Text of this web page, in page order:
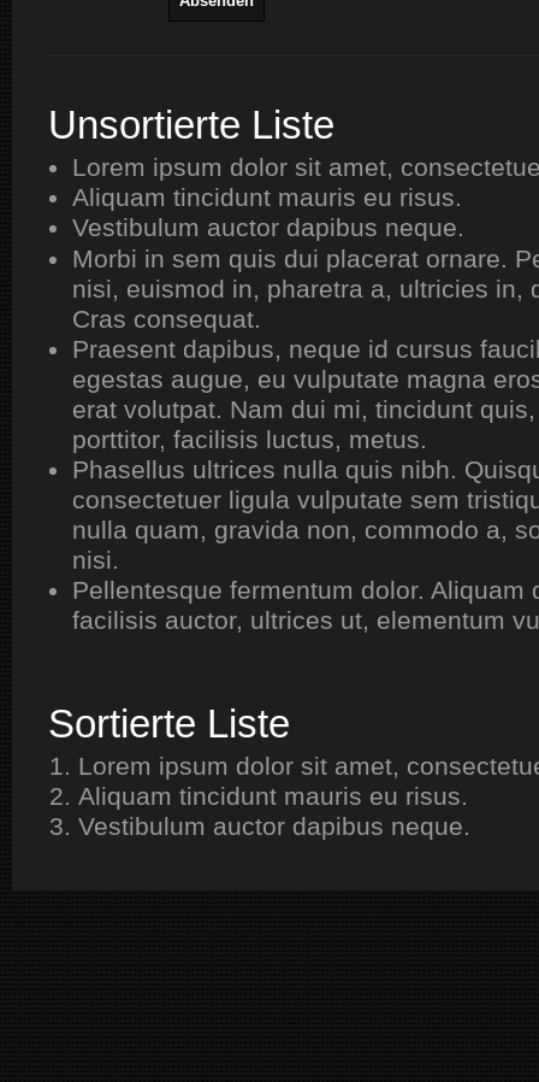
Unsortierte Liste
Lorem ipsum dolor sit amet,
Aliquam tincidunt mauris eu risus.
Vestibulum auctor dapibus neque.
Morbi in sem quis dui placerat ornare.
nisi, euismod in, pharetra a, ultricies in,
Cras consequat.
Praesent dapibus, neque id cursus
egestas augue, eu vulputate magna
erat volutpat. Nam dui mi, tincidunt
porttitor, facilisis luctus, metus.
Phasellus ultrices nulla quis nibh.
consectetuer ligula vulputate sem
nulla quam, gravida non, commodo a,
nisi.
Pellentesque fermentum dolor. Aliquam
facilisis auctor, ultrices ut, elementum
Sortierte Liste
Lorem ipsum dolor sit amet,
Aliquam tincidunt mauris eu risus.
Vestibulum auctor dapibus neque.